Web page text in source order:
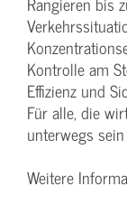
Kontrolle am
Effizienz und
Für alle, die
unterwegs
Weitere